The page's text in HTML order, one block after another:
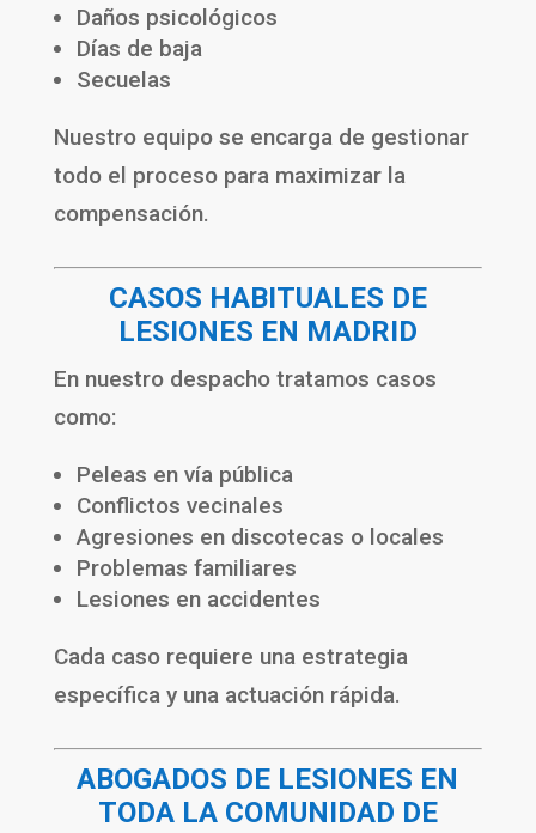
Daños psicológicos
Días de baja
Secuelas
Nuestro equipo se encarga de gestionar
todo el proceso para maximizar la
compensación.
CASOS HABITUALES DE
LESIONES EN MADRID
En nuestro despacho tratamos casos
como:
Peleas en vía pública
Conflictos vecinales
Agresiones en discotecas o locales
Problemas familiares
Lesiones en accidentes
Cada caso requiere una estrategia
específica y una actuación rápida.
ABOGADOS DE LESIONES EN
TODA LA COMUNIDAD DE